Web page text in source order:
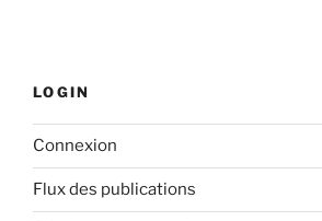
LOGIN
Connexion
Flux des publications